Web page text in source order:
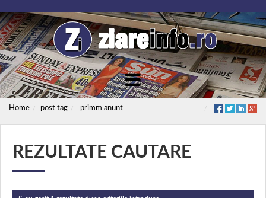
Home post tag primm anunt
REZULTATE CAUTARE